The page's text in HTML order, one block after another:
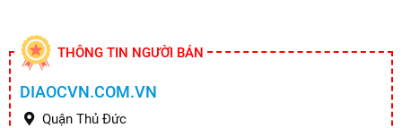
THÔNG TIN NGƯỜI BÁN
DIAOCVN.COM.VN
Quận Thủ Đức